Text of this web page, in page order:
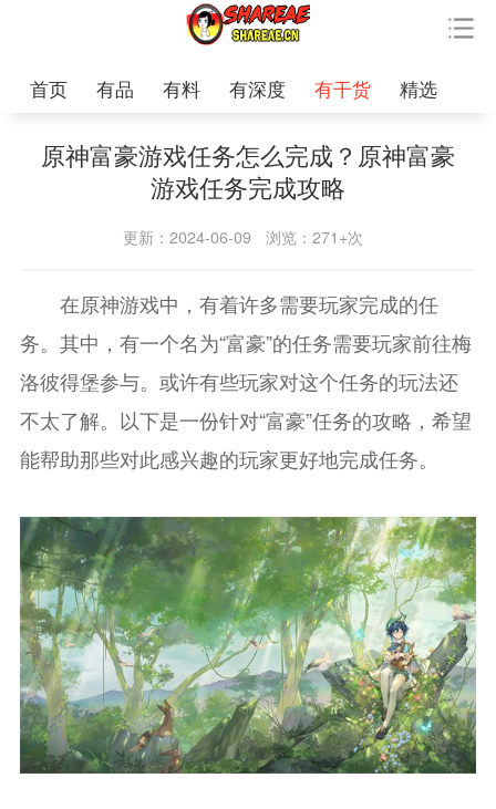
首页 有品 有料 有深度 有干货 精选
原神富豪游戏任务怎么完成？原神富豪
游戏任务完成攻略
更新：2024-06-09 浏览：271+次
在原神游戏中，有着许多需要玩家完成的任
务。其中，有一个名为“富豪”的任务需要玩家前往梅
洛彼得堡参与。或许有些玩家对这个任务的玩法还
不太了解。以下是一份针对“富豪”任务的攻略，希望
能帮助那些对此感兴趣的玩家更好地完成任务。